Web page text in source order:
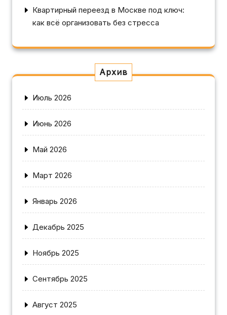
Квартирный переезд в Москве под ключ:
как всё организовать без стресса
Архив
Июль 2026
Июнь 2026
Май 2026
Март 2026
Январь 2026
Декабрь 2025
Ноябрь 2025
Сентябрь 2025
Август 2025